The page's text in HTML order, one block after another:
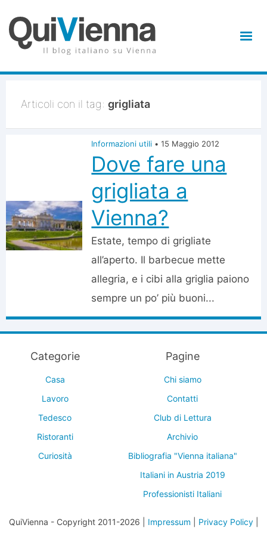
Articoli con il tag: grigliata
Informazioni utili • 15 Maggio 2012
Dove fare una
grigliata a
Vienna?
Estate, tempo di grigliate
all’aperto. Il barbecue mette
allegria, e i cibi alla griglia paiono
sempre un po’ più buoni...
Categorie
Casa
Lavoro
Tedesco
Ristoranti
Curiosità
Pagine
Chi siamo
Contatti
Club di Lettura
Archivio
Bibliografia "Vienna italiana"
Italiani in Austria 2019
Professionisti Italiani
QuiVienna - Copyright 2011-2026 | Impressum Privacy Policy|